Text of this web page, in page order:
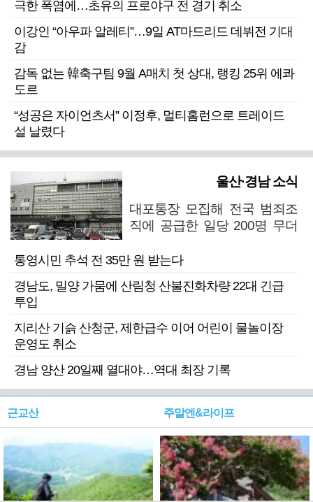
극한 폭염에…초유의 프로야구 전 경기 취소
이강인 “아우파 알레티”…9일 AT마드리드 데뷔전 기대
감
감독 없는 韓축구팀 9월 A매치 첫 상대, 랭킹 25위 에콰
도르
“성공은 자이언츠서” 이정후, 멀티홈런으로 트레이드
설 날렸다
울산·경남 소식
대포통장 모집해 전국 범죄조
직에 공급한 일당 200명 무더
통영시민 추석 전 35만 원 받는다
경남도, 밀양 가뭄에 산림청 산불진화차량 22대 긴급
투입
지리산 기슭 산청군, 제한급수 이어 어린이 물놀이장
운영도 취소
경남 양산 20일째 열대야…역대 최장 기록
근교산 주말엔&라이프